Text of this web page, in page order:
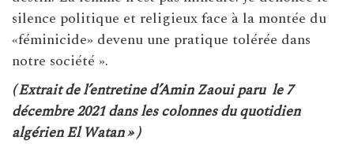
silence politique et religieux face à la montée du
«féminicide» devenu une pratique tolérée dans
notre société ».
( Extrait de l’entretine d’Amin Zaoui paru le 7
décembre 2021 dans les colonnes du quotidien
algérien El Watan » )